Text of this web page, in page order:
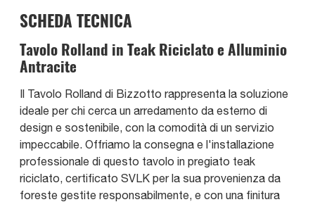
SCHEDA TECNICA
Tavolo Rolland in Teak Riciclato e Alluminio
Antracite
Il Tavolo Rolland di Bizzotto rappresenta la soluzione
ideale per chi cerca un arredamento da esterno di
design e sostenibile, con la comodità di un servizio
impeccabile. Offriamo la consegna e l'installazione
professionale di questo tavolo in pregiato teak
riciclato, certificato SVLK per la sua provenienza da
foreste gestite responsabilmente, e con una finitura